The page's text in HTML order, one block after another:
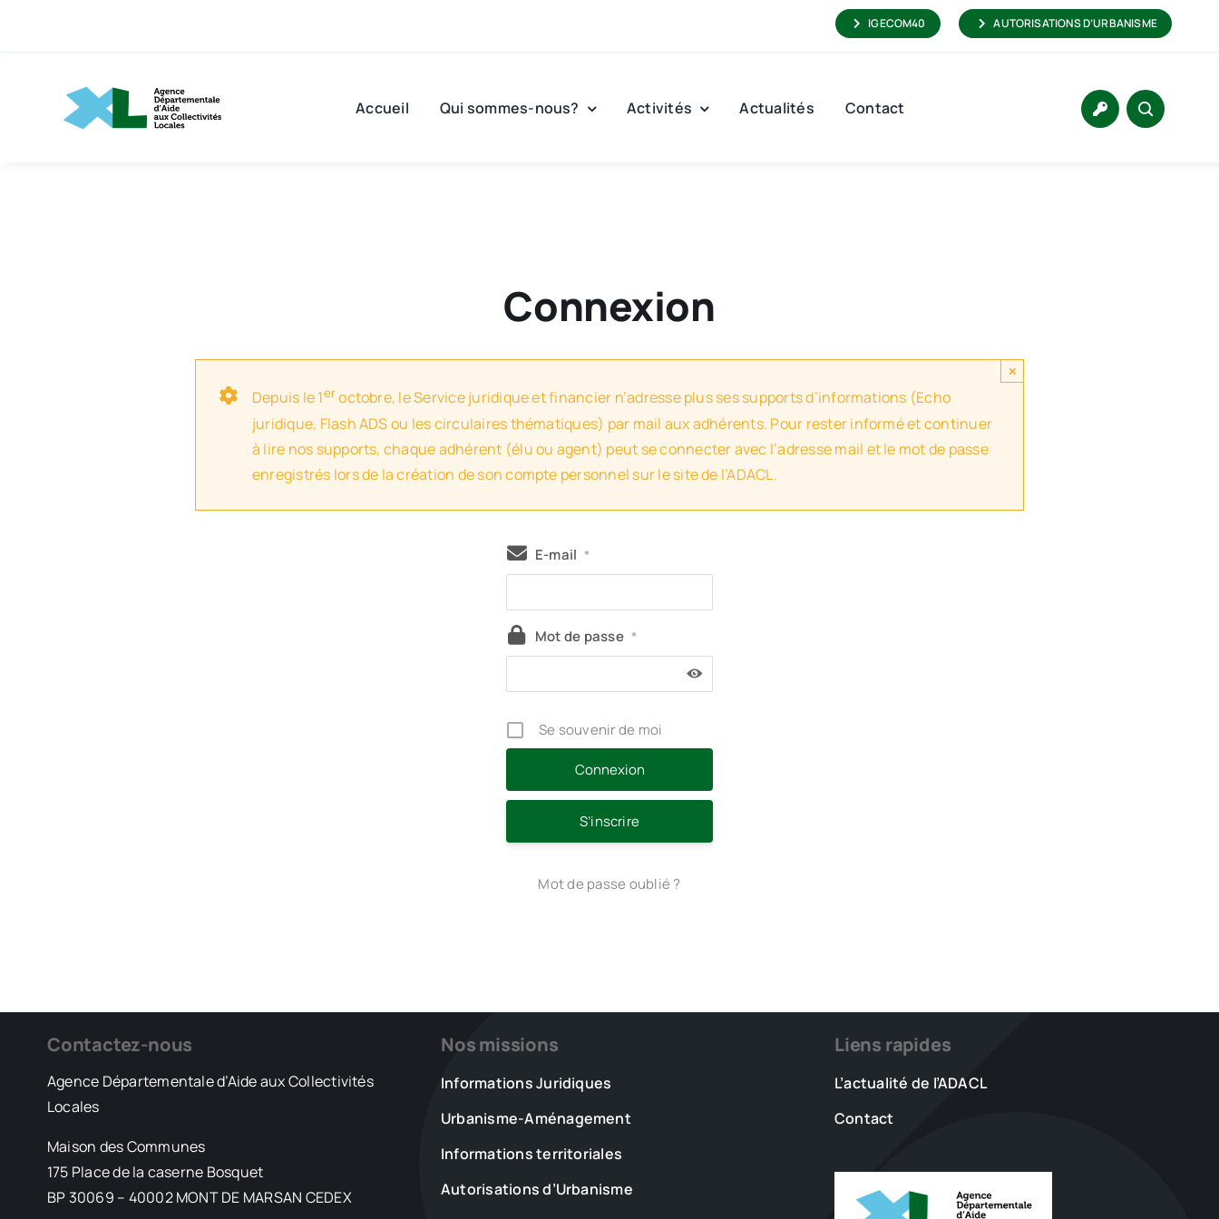
IGECOM40 AUTORISATIONS D’URBANISME
Accueil Qui sommes-nous? Activités Actualités Contact
Connexion
Depuis le 1eroctobre, le Service juridique et financier n’adresse plus ses supports d’informations (Echo
juridique, Flash ADS ou les circulaires thématiques) par mail aux adhérents. Pour rester informé et continuer
à lire nos supports, chaque adhérent (élu ou agent) peut se connecter avec l’adresse mail et le mot de passe
enregistrés lors de la création de son compte personnel sur le site de l’ADACL.
×
E-mail *
Mot de passe *
Se souvenir de moi
S’inscrire
Mot de passe oublié ?
Contactez-nous
Agence Départementale d’Aide aux Collectivités
Locales
Maison des Communes
175 Place de la caserne Bosquet
BP 30069 – 40002 MONT DE MARSAN CEDEX
Nos missions
Informations Juridiques
Urbanisme-Aménagement
Informations territoriales
Autorisations d’Urbanisme
Liens rapides
L’actualité de l’ADACL
Contact